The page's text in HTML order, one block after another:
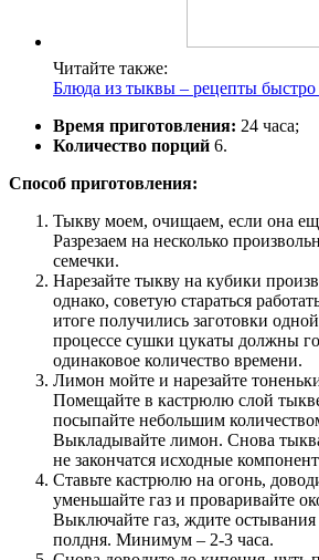
Читайте также:
Блюда из тыквы – рецепты быстро
Время приготовления: 24 часа;
Количество порций 6.
Способ приготовления:
Тыкву моем, очищаем, если она
Разрезаем на несколько
семечки.
Нарезайте тыкву на кубики
однако, советую стараться
итоге получились заготовки
процессе сушки цукаты должны
одинаковое количество времени.
Лимон мойте и нарезайте
Помещайте в кастрюлю слой
посыпайте небольшим
Выкладывайте лимон. Снова
не закончатся исходные
Ставьте кастрюлю на огонь,
уменьшайте газ и проваривайте
Выключайте газ, ждите
полдня. Минимум – 2-3 часа.